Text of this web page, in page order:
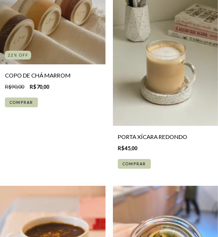
22 % OFF
COPO DE CHÁ MARROM
R$90,00 R$70,00
COMPRAR
PORTA XÍCARA REDONDO
R$45,00
COMPRAR